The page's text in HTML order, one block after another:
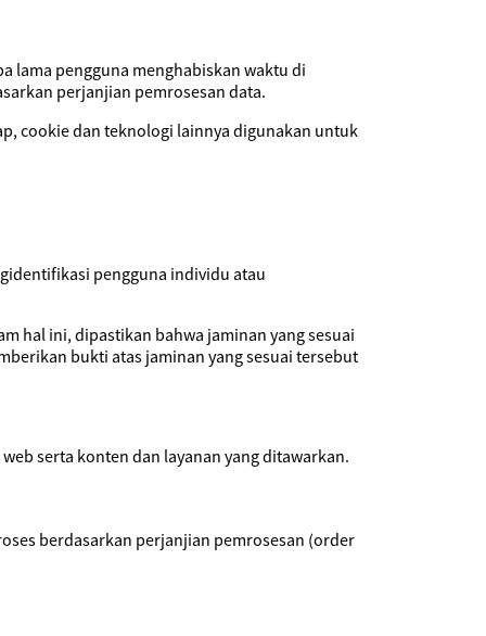
lama pengguna menghabiskan waktu di
perjanjian pemrosesan data.
cookie dan teknologi lainnya digunakan untuk
pengguna individu atau
hal ini, dipastikan bahwa jaminan yang sesuai
bukti atas jaminan yang sesuai tersebut
serta konten dan layanan yang ditawarkan.
berdasarkan perjanjian pemrosesan (order